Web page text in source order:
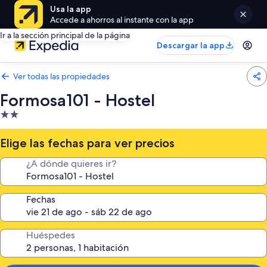
Usa la app
Accede a ahorros al instante con la app
Ir a la sección principal de la página
Descargar la app
Ver todas las propiedades
Formosa101 - Hostel
Propiedad
de
2.0
estrellas
Elige las fechas para ver precios
¿A dónde quieres ir?
Fechas
Huéspedes